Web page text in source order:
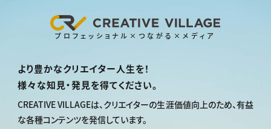
プロフェッショナル×つながる×メディア
より豊かなクリエイター人生を！
様々な知見・発見を得てください。
CREATIVE VILLAGEは、クリエイターの生涯価値向上のため、有益
な各種コンテンツを発信しています。